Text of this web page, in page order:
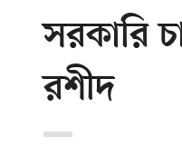
সরকারি
রশীদ